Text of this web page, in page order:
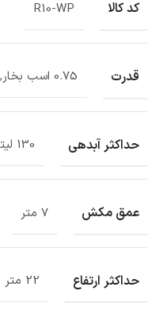
کد کالا R10-WP
قدرت 0.75 اسب بخار, 1 اسب بخار
حداکثر آبدهی 130 لیتر بر دقیقه
عمق مکش 7 متر
حداکثر ارتفاع 22 متر